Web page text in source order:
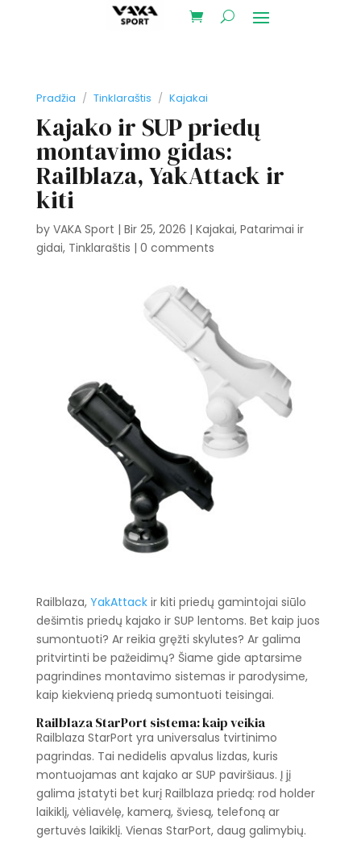
Pradžia / Tinklaraštis / Kajakai
Kajako ir SUP priedų
montavimo gidas:
Railblaza, YakAttack ir
kiti
by VAKA Sport | Bir 25, 2026 | Kajakai, Patarimai ir
gidai, Tinklaraštis | 0 comments
Railblaza, YakAttackir kiti priedų gamintojai siūlo
dešimtis priedų kajako ir SUP lentoms. Bet kaip juos
sumontuoti? Ar reikia gręžti skylutes? Ar galima
pritvirtinti be pažeidimų? Šiame gide aptarsime
pagrindines montavimo sistemas ir parodysime,
kaip kiekvieną priedą sumontuoti teisingai.
Railblaza StarPort sistema: kaip veikia
Railblaza StarPort yra universalus tvirtinimo
pagrindas. Tai nedidelis apvalus lizdas, kuris
montuojamas ant kajako ar SUP paviršiaus. Į jį
galima įstatyti bet kurį Railblaza priedą: rod holder
laikiklį, vėliavėlę, kamerą, šviesą, telefoną ar
gertuvės laikiklį. Vienas StarPort, daug galimybių.